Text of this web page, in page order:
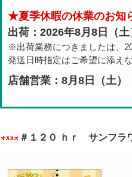
★夏季休暇の休業のお知
出荷：2026年8月8日（土
※出荷業務につきましたは、
発送日時指定はご希望に添え
店舗営業：8月8日（土
＃１２０ ｈｒ サンフラ